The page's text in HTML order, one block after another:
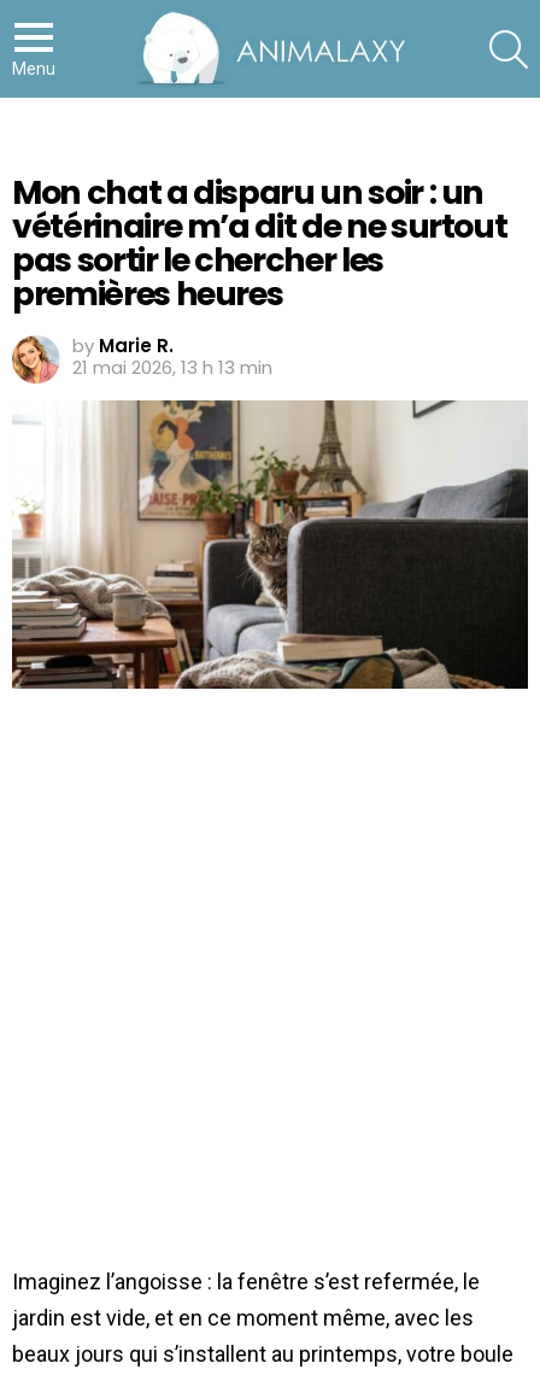
Menu
Mon chat a disparu un soir : un
vétérinaire m’a dit de ne surtout
pas sortir le chercher les
premières heures
by Marie R.
21 mai 2026, 13 h 13 min
Imaginez l’angoisse : la fenêtre s’est refermée, le
jardin est vide, et en ce moment même, avec les
beaux jours qui s’installent au printemps, votre boule